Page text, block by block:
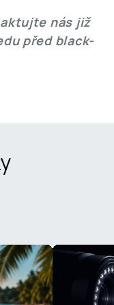
nás již
před black-